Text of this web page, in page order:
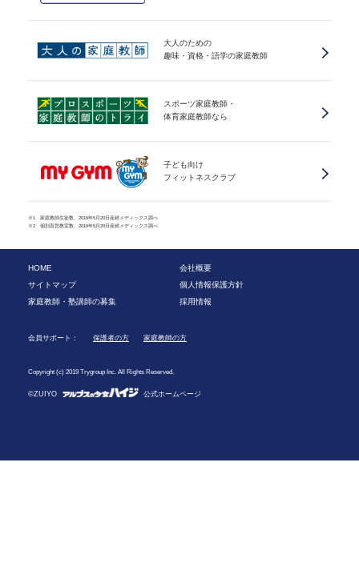
大人のための
趣味・資格・語学の家庭教師
スポーツ家庭教師・
体育家庭教師なら
子ども向け
フィットネスクラブ
※1 家庭教師生徒数、2016年5月20日産經メディックス調べ
※2 個別直営教室数、2016年5月20日産經メディックス調べ
HOME
会社概要
サイトマップ
個人情報保護方針
家庭教師・塾講師の募集
採用情報
会員サポート： 保護者の方 家庭教師の方
Copyright (c) 2019 Trygroup Inc. All Rights Reserved.
©ZUIYO 公式ホームページ